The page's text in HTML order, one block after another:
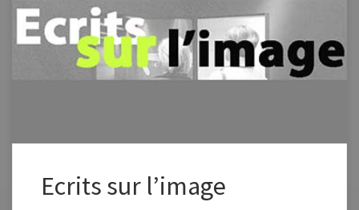
&amp;amp;amp;lt;br /&amp;amp;amp;gt; Cette option ne
fonctionnera pas correctement car votre navigateur ne supporte par
les IFrames Source de l’article:
http://www.surlimage.info/ecrits/index.html
Ecrits sur l’image